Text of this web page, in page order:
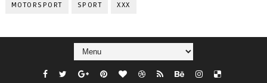
MOTORSPORT SPORT XXX